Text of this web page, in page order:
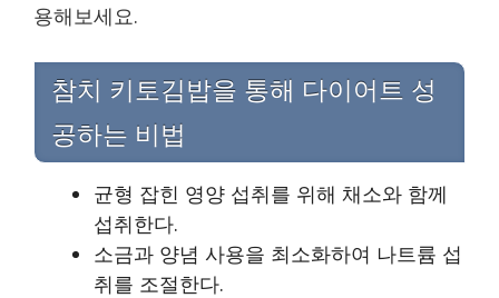
용해보세요.
참치 키토김밥을 통해 다이어트 성
공하는 비법
균형 잡힌 영양 섭취를 위해 채소와 함께
섭취한다.
소금과 양념 사용을 최소화하여 나트륨 섭
취를 조절한다.